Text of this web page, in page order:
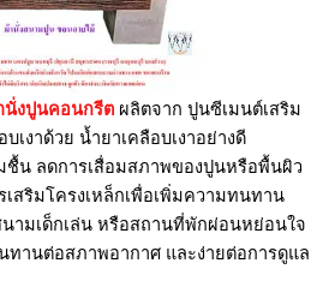
นั่งปูนคอนกรีตผลิตจาก ปูนซีเมนต์เสริม
เงาด้วย น้ำยาเคลือบเงาอย่างดี
ชื้น ลดการเสื่อมสภาพของปูนหรือพื้นผิว
เสริมโครงเหล็กเพื่อเพิ่มความทนทาน
ามเด็กเล่น หรือสถานที่พักผ่อนหย่อนใจ
ทานต่อสภาพอากาศ และง่ายต่อการดูแล